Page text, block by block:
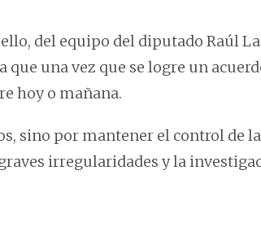
del equipo del diputado Raúl
una vez que se logre un
hoy o mañana.
sino por mantener el control de
irregularidades y la